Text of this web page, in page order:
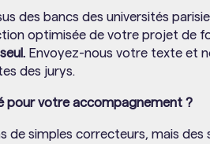
des bancs des universités
optimisée de votre projet de
Envoyez-nous votre texte et
des jurys.
pour votre accompagnement ?
de simples correcteurs, mais des